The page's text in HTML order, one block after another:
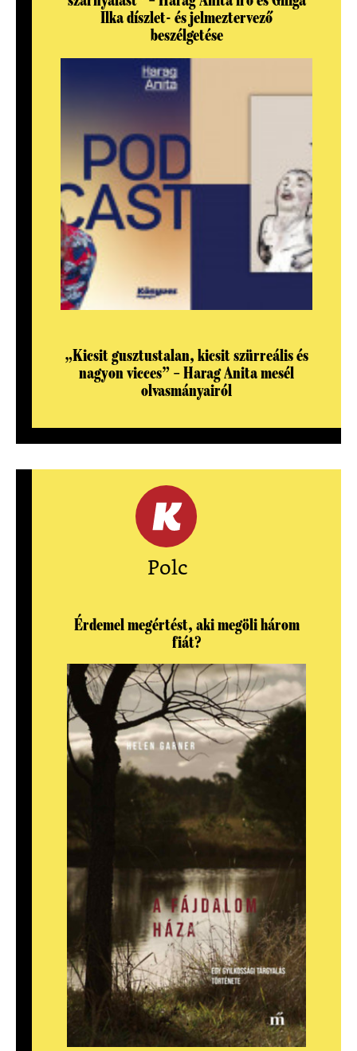
Ilka díszlet- és jelmeztervező
beszélgetése
„Kicsit gusztustalan, kicsit szürreális és
nagyon vicces” – Harag Anita mesél
olvasmányairól
Polc
Érdemel megértést, aki megöli három
fiát?